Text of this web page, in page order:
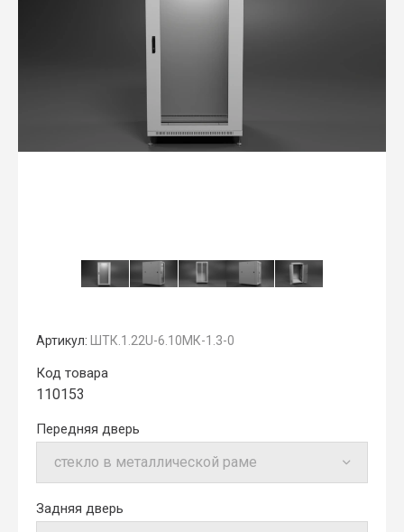
Артикул: ШТК.1.22U-6.10МК-1.3-0
Код товара
110153
Передняя дверь
Задняя дверь